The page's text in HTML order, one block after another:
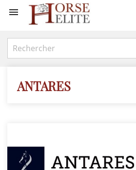

ANTARES